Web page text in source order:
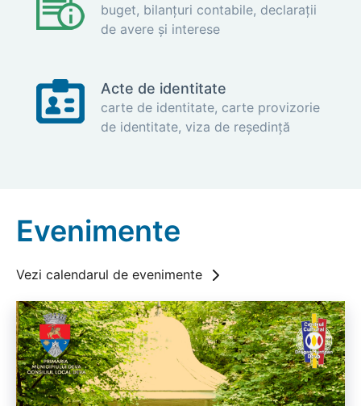
buget, bilanțuri contabile, declarații
de avere şi interese
Acte de identitate
carte de identitate, carte provizorie
de identitate, viza de reşedință
Evenimente
Vezi calendarul de evenimente